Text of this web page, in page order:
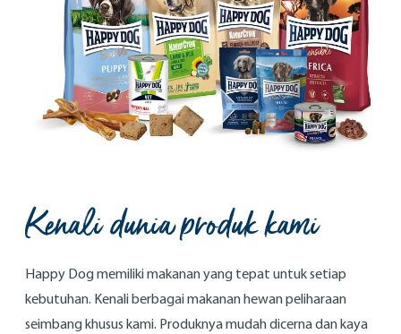
Kenali dunia produk kami
Happy Dog memiliki makanan yang tepat untuk setiap
kebutuhan. Kenali berbagai makanan hewan peliharaan
seimbang khusus kami. Produknya mudah dicerna dan kaya